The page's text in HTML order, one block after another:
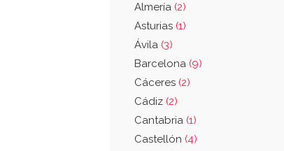
Almería (2)
Asturias (1)
Ávila (3)
Barcelona (9)
Cáceres (2)
Cádiz (2)
Cantabria (1)
Castellón (4)